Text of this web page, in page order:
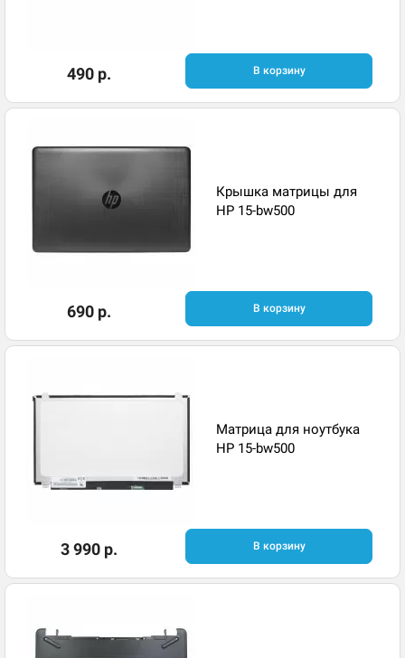
490 р. В корзину
Крышка матрицы для
HP 15-bw500
690 р. В корзину
Матрица для ноутбука
HP 15-bw500
3 990 р. В корзину